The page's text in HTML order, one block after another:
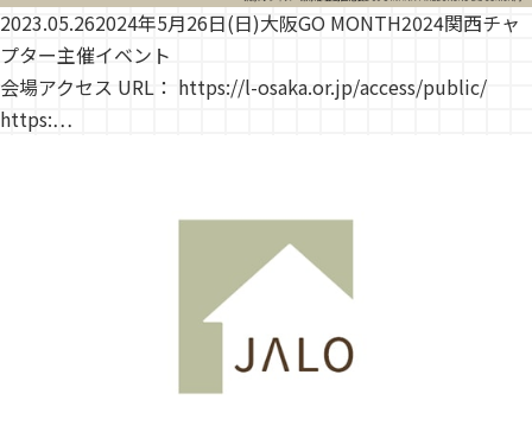
2023.05.262024年5月26日(日)大阪GO MONTH2024関西チャ
プター主催イベント
会場アクセス URL： https://l-osaka.or.jp/access/public/
https:…